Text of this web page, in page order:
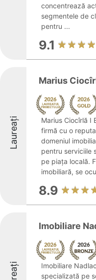
concentrează
segmentele de
pentru ...
9.1
Laureați
Marius
Marius Ciocîrlă I
firmă cu o
domeniul
pentru serviciile
pe piața locală.
imobiliară, se
8.9
Imobiliare
Imobiliare
specializată pe